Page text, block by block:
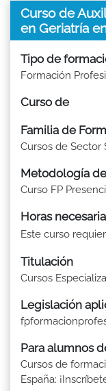
Curso de
en Geriatría
Tipo de
Formación
Curso de
Familia de
Cursos de Sector
Metodología
Curso FP
Horas
Este curso
Titulación
Cursos
Legislación
Para alumnos
Cursos de
España: